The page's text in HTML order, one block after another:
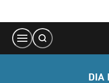
Content
DIA